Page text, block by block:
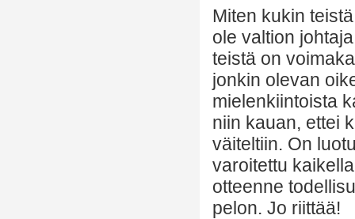
Miten kukin
ole valtion
teistä on
jonkin olevan
mielenkiintoista
niin kauan, ettei
väiteltiin. On
varoitettu
otteenne
pelon. Jo riittää!